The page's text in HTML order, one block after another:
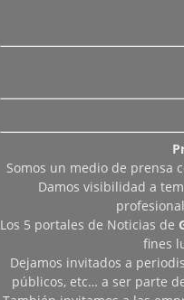
Somos un medio de prensa
Damos visibilidad a
Los 5 portales de Noticias de
fines
Dejamos invitados a
públicos, etc… a ser parte